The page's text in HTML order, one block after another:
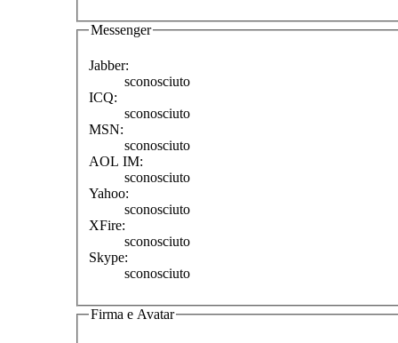
Messenger
Jabber:
sconosciuto
ICQ:
sconosciuto
MSN:
sconosciuto
AOL IM:
sconosciuto
Yahoo:
sconosciuto
XFire:
sconosciuto
Skype:
sconosciuto
Firma e Avatar